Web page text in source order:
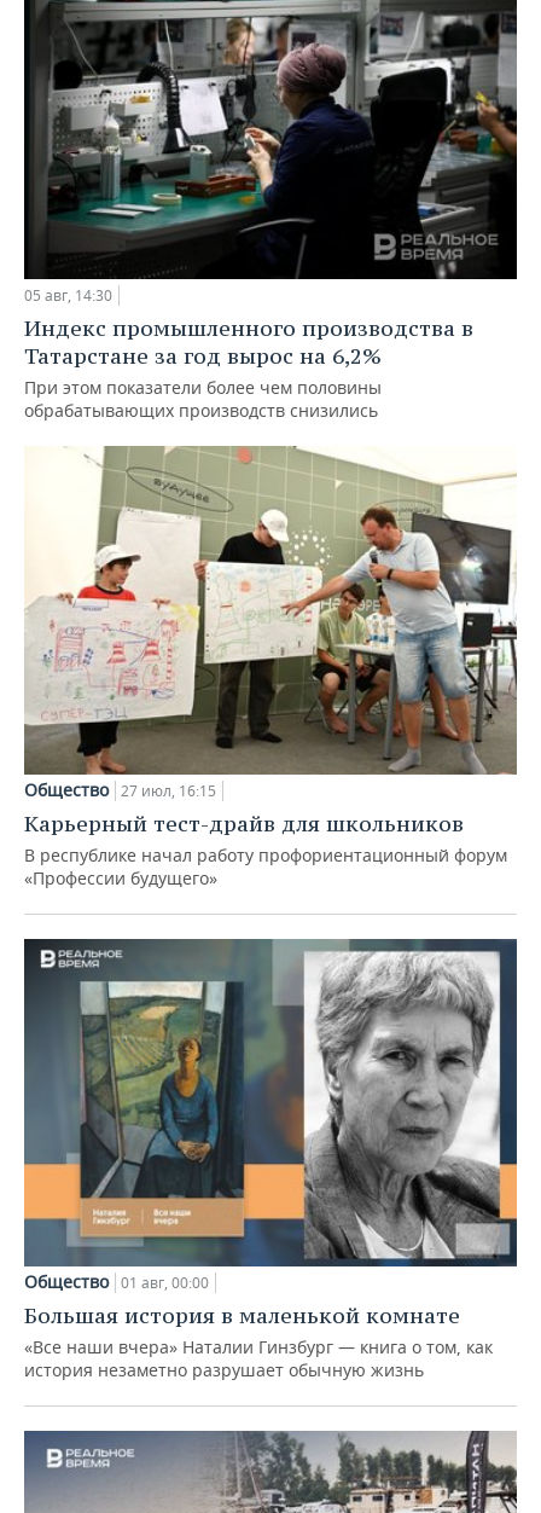
05 авг, 14:30
Индекс промышленного производства в
Татарстане за год вырос на 6,2%
При этом показатели более чем половины
обрабатывающих производств снизились
Общество 27 июл, 16:15
Карьерный тест-драйв для школьников
В республике начал работу профориентационный форум
«Профессии будущего»
Общество 01 авг, 00:00
Большая история в маленькой комнате
«Все наши вчера» Наталии Гинзбург — книга о том, как
история незаметно разрушает обычную жизнь